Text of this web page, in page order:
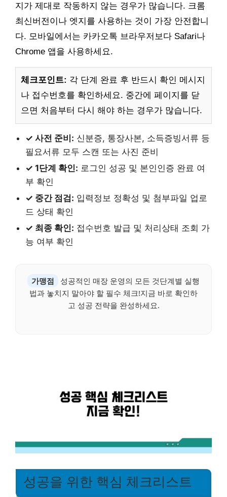
지가 제대로 작동하지 않는 경우가 많습니다. 크롬
최신버전이나 엣지를 사용하는 것이 가장 안전합니
다. 모바일에서는 카카오톡 브라우저보다 Safari나
Chrome 앱을 사용하세요.
체크포인트: 각 단계 완료 후 반드시 확인 메시지
나 접수번호를 확인하세요. 중간에 페이지를 닫
으면 처음부터 다시 해야 하는 경우가 많습니다.
✓ 사전 준비: 신분증, 통장사본, 소득증빙서류 등
필요서류 모두 스캔 또는 사진 준비
✓ 1단계 확인: 로그인 성공 및 본인인증 완료 여
부 확인
✓ 중간 점검: 입력정보 정확성 및 첨부파일 업로
드 상태 확인
✓ 최종 확인: 접수번호 발급 및 처리상태 조회 가
능 여부 확인
가맹점
성공적인 매장 운영의 모든 것단계별 실행
법과 놓치지 말아야 할 필수 체크!지금 바로 확인하
고 성공 전략을 완성하세요.
성공을 위한 핵심 체크리스트